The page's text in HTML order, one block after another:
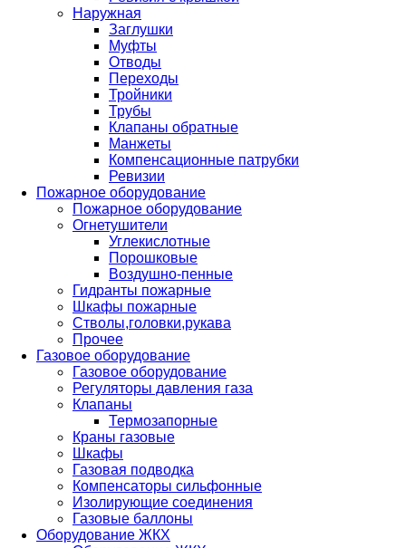
Наружная
Заглушки
Муфты
Отводы
Переходы
Тройники
Трубы
Клапаны обратные
Манжеты
Компенсационные патрубки
Ревизии
Пожарное оборудование
Пожарное оборудование
Огнетушители
Углекислотные
Порошковые
Воздушно-пенные
Гидранты пожарные
Шкафы пожарные
Стволы,головки,рукава
Прочее
Газовое оборудование
Газовое оборудование
Регуляторы давления газа
Клапаны
Термозапорные
Краны газовые
Шкафы
Газовая подводка
Компенсаторы сильфонные
Изолирующие соединения
Газовые баллоны
Оборудование ЖКХ